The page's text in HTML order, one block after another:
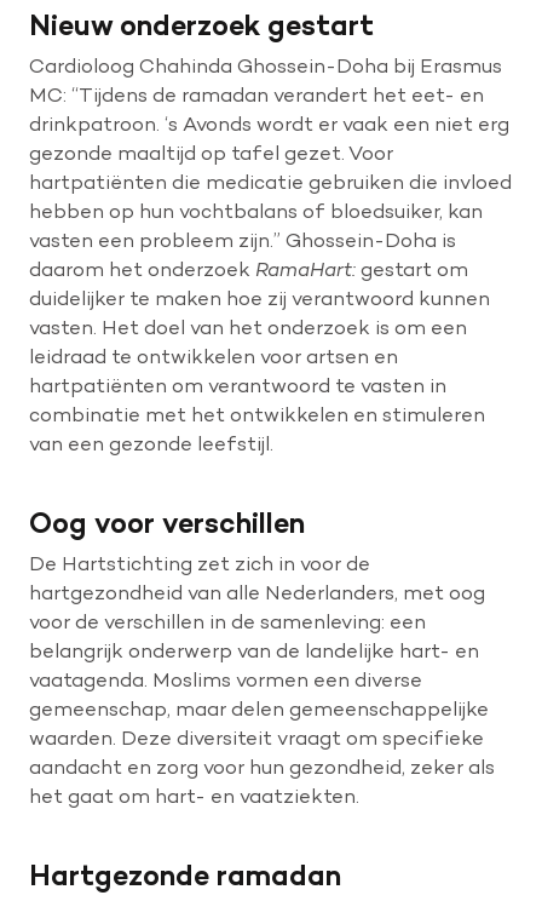
Nieuw onderzoek gestart
Cardioloog Chahinda Ghossein-Doha bij Erasmus
MC: “Tijdens de ramadan verandert het eet- en
drinkpatroon. ‘s Avonds wordt er vaak een niet erg
gezonde maaltijd op tafel gezet. Voor
hartpatiënten die medicatie gebruiken die invloed
hebben op hun vochtbalans of bloedsuiker, kan
vasten een probleem zijn.” Ghossein-Doha is
daarom het onderzoek RamaHart: gestart om
duidelijker te maken hoe zij verantwoord kunnen
vasten. Het doel van het onderzoek is om een
leidraad te ontwikkelen voor artsen en
hartpatiënten om verantwoord te vasten in
combinatie met het ontwikkelen en stimuleren
van een gezonde leefstijl.
Oog voor verschillen
De Hartstichting zet zich in voor de
hartgezondheid van alle Nederlanders, met oog
voor de verschillen in de samenleving: een
belangrijk onderwerp van de landelijke hart- en
vaatagenda. Moslims vormen een diverse
gemeenschap, maar delen gemeenschappelijke
waarden. Deze diversiteit vraagt om specifieke
aandacht en zorg voor hun gezondheid, zeker als
het gaat om hart- en vaatziekten.
Hartgezonde ramadan